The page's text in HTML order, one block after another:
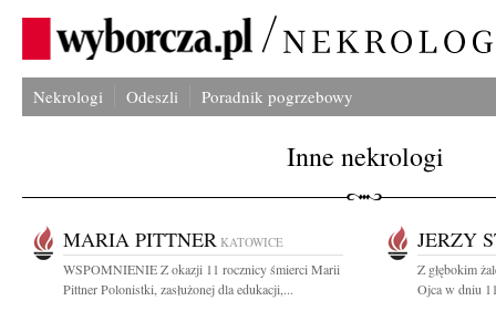
Nekrologi Odeszli Poradnik pogrzebowy
Inne nekrologi
MARIA PITTNER KATOWICE
WSPOMNIENIE Z okazji 11 rocznicy śmierci Marii
Pittner Polonistki, zasłużonej dla edukacji,...
JERZY
Z głębokim
Ojca w dniu